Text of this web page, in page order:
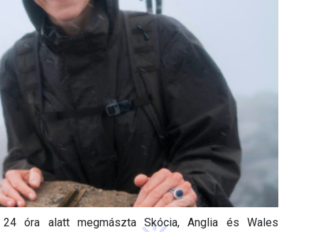
óra alatt megmászta Skócia, Anglia és Wales